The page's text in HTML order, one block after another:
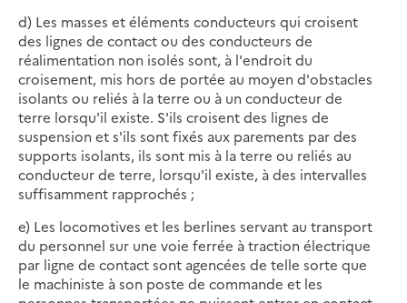
d) Les masses et éléments conducteurs qui croisent
des lignes de contact ou des conducteurs de
réalimentation non isolés sont, à l'endroit du
croisement, mis hors de portée au moyen d'obstacles
isolants ou reliés à la terre ou à un conducteur de
terre lorsqu'il existe. S'ils croisent des lignes de
suspension et s'ils sont fixés aux parements par des
supports isolants, ils sont mis à la terre ou reliés au
conducteur de terre, lorsqu'il existe, à des intervalles
suffisamment rapprochés ;
e) Les locomotives et les berlines servant au transport
du personnel sur une voie ferrée à traction électrique
par ligne de contact sont agencées de telle sorte que
le machiniste à son poste de commande et les